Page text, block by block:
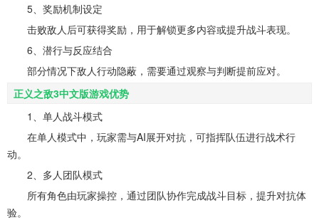
5、奖励机制设定
击败敌人后可获得奖励，用于解锁更多内容或提升战斗表现。
6、潜行与反应结合
部分情况下敌人行动隐蔽，需要通过观察与判断提前应对。
正义之敌3中文版游戏优势
1、单人战斗模式
在单人模式中，玩家需与AI展开对抗，可指挥队伍进行战术行
动。
2、多人团队模式
所有角色由玩家操控，通过团队协作完成战斗目标，提升对抗体
验。